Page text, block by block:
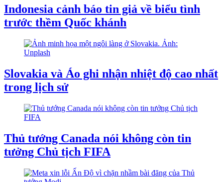
Indonesia cảnh báo tin giả về biểu tình
trước thềm Quốc khánh
Slovakia và Áo ghi nhận nhiệt độ cao nhất
trong lịch sử
Thủ tướng Canada nói không còn tin
tưởng Chủ tịch FIFA